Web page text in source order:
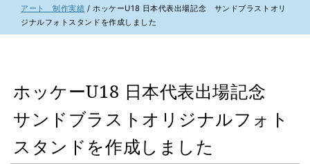
在
の
位
アート 制作実績 /ホッケーU18 日本代表出場記念 サンドブラストオリ
ジナルフォトスタンドを作成しました
ホッケーU18 日本代表出場記念
サンドブラストオリジナルフォト
スタンドを作成しました